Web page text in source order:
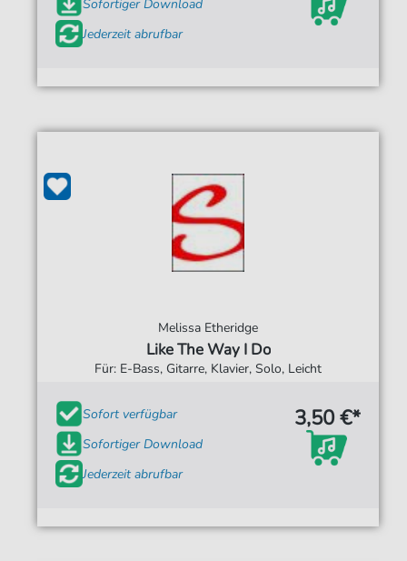
Sofortiger Download
Jederzeit abrufbar
Melissa Etheridge
Like The Way I Do
Für: E-Bass, Gitarre, Klavier, Solo, Leicht
Sofort verfügbar
Sofortiger Download
Jederzeit abrufbar
3,50 €*